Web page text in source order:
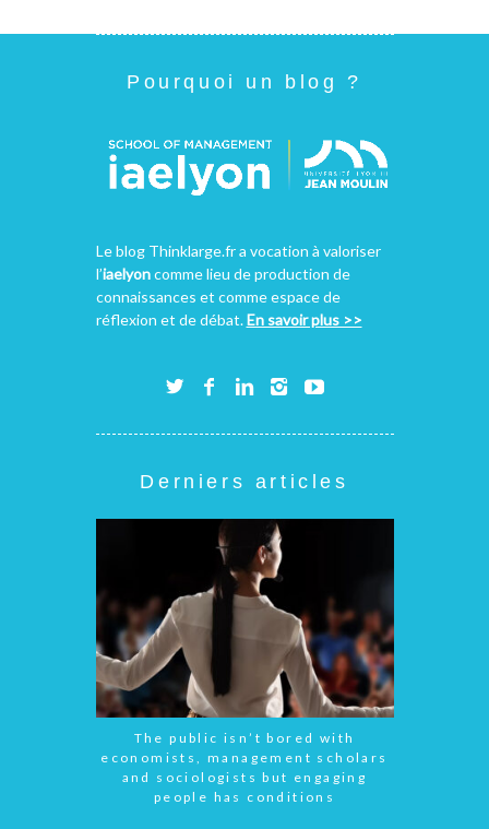
Pourquoi un blog ?
Le blog Thinklarge.fr a vocation à valoriser
l’iaelyoncomme lieu de production de
connaissances et comme espace de
réflexion et de débat.En savoir plus >>
Derniers articles
The public isn’t bored with
economists, management scholars
and sociologists but engaging
people has conditions